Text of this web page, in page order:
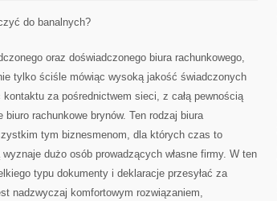
PYTANIEM
CZYM
do banalnych?
oraz doświadczonego biura rachunkowego,
tylko ściśle mówiąc wysoką jakość świadczonych
za pośrednictwem sieci, z całą pewnością
rachunkowe brynów. Ten rodzaj biura
tym biznesmenom, dla których czas to
dużo osób prowadzących własne firmy. W ten
typu dokumenty i deklaracje przesyłać za
nadzwyczaj komfortowym rozwiązaniem,